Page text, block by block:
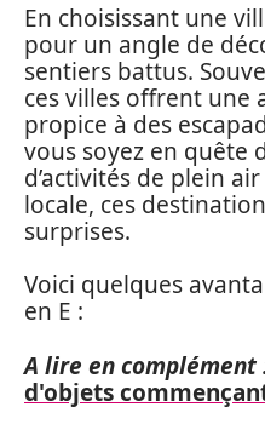
En choisissant une
pour un angle de
sentiers battus.
ces villes offrent une
propice à des
vous soyez en quête
d’activités de plein
locale, ces
surprises.
Voici quelques
en E :
A lire en complément
d'objets